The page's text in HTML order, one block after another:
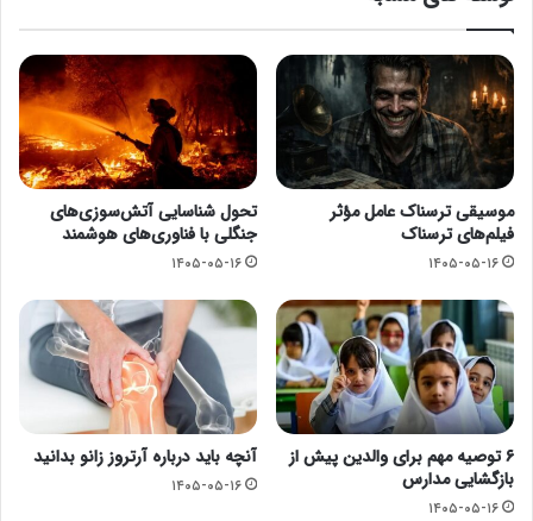
موسیقی ترسناک عامل مؤثر
فیلم‌های ترسناک
۱۴۰۵-۰۵-۱۶
تحول شناسایی آتش‌سوزی‌های
جنگلی با فناوری‌های هوشمند
۱۴۰۵-۰۵-۱۶
۶ توصیه مهم برای والدین پیش از
بازگشایی مدارس
۱۴۰۵-۰۵-۱۶
آنچه باید درباره آرتروز زانو بدانید
۱۴۰۵-۰۵-۱۶